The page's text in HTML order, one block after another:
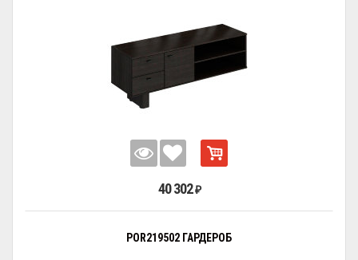
40 302 ₽
POR219502 ГАРДЕРОБ